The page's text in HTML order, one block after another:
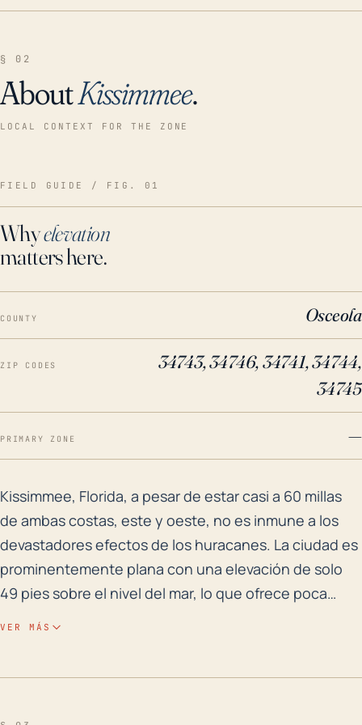
§ 02
AboutKissimmee.
LOCAL CONTEXT FOR THE ZONE
FIELD GUIDE / FIG. 01
Whyelevation
matters here.
COUNTY Osceola
ZIP CODES
34743, 34746, 34741, 34744,
34745
PRIMARY ZONE —
Kissimmee, Florida, a pesar de estar casi a 60
Kissimmee, Florida, a pesar de estar casi a 60 millas
de ambas costas, este y oeste, no es inmune a los
devastadores efectos de los huracanes. La ciudad es
prominentemente plana con una elevación de solo
49 pies sobre el nivel del mar, lo que ofrece poca
resistencia a las inundaciones causadas por las
VER MÁS